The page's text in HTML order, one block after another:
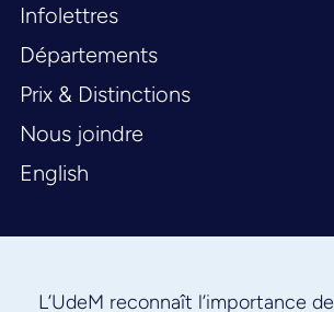
Infolettres
Départements
Prix & Distinctions
Nous joindre
English
L’UdeM reconnaît l’importance